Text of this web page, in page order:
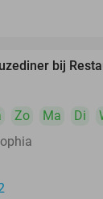
bij
Zo Ma Di